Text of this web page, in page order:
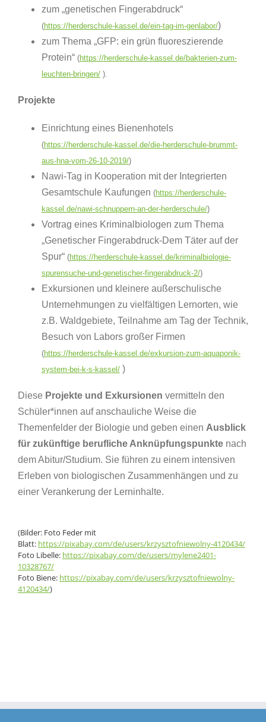
zum „genetischen Fingerabdruck“
(https://herderschule-kassel.de/ein-tag-im-genlabor/)
zum Thema „GFP: ein grün fluoreszierende
Protein“ (https://herderschule-kassel.de/bakterien-zum-
leuchten-bringen/).
Projekte
Einrichtung eines Bienenhotels
(https://herderschule-kassel.de/die-herderschule-brummt-
aus-hna-vom-26-10-2019/)
Nawi-Tag in Kooperation mit der Integrierten
Gesamtschule Kaufungen (https://herderschule-
kassel.de/nawi-schnuppern-an-der-herderschule/)
Vortrag eines Kriminalbiologen zum Thema
„Genetischer Fingerabdruck-Dem Täter auf der
Spur“ (https://herderschule-kassel.de/kriminalbiologie-
spurensuche-und-genetischer-fingerabdruck-2/)
Exkursionen und kleinere außerschulische
Unternehmungen zu vielfältigen Lernorten, wie
z.B. Waldgebiete, Teilnahme am Tag der Technik,
Besuch von Labors großer Firmen
(https://herderschule-kassel.de/exkursion-zum-aquaponik-
system-bei-k-s-kassel/)
Diese Projekte und Exkursionen vermitteln den
Schüler*innen auf anschauliche Weise die
Themenfelder der Biologie und geben einen Ausblick
für zukünftige berufliche Anknüpfungspunktenach
dem Abitur/Studium. Sie führen zu einem intensiven
Erleben von biologischen Zusammenhängen und zu
einer Verankerung der Lerninhalte.
(Bilder: Foto Feder mit
Blatt: https://pixabay.com/de/users/krzysztofniewolny-4120434/
Foto Libelle: https://pixabay.com/de/users/mylene2401-
10328767/
Foto Biene: https://pixabay.com/de/users/krzysztofniewolny-
4120434/)